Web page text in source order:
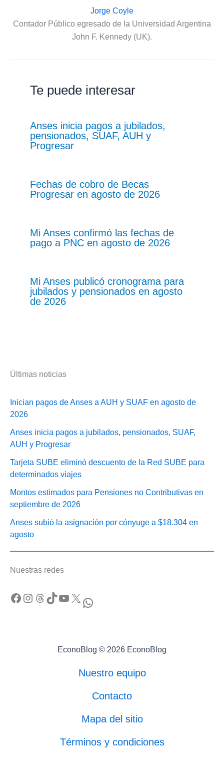
Jorge Coyle
Contador Público egresado de la Universidad Argentina
John F. Kennedy (UK).
Te puede interesar
Anses inicia pagos a jubilados,
pensionados, SUAF, AUH y
Progresar
Fechas de cobro de Becas
Progresar en agosto de 2026
Mi Anses confirmó las fechas de
pago a PNC en agosto de 2026
Mi Anses publicó cronograma para
jubilados y pensionados en agosto
de 2026
Últimas noticias
Inician pagos de Anses a AUH y SUAF en agosto de
2026
Anses inicia pagos a jubilados, pensionados, SUAF,
AUH y Progresar
Tarjeta SUBE eliminó descuento de la Red SUBE para
determinados viajes
Montos estimados para Pensiones no Contributivas en
septiembre de 2026
Anses subió la asignación por cónyuge a $18.304 en
agosto
Nuestras redes
Facebook Instagram Threads TikTok YouTube X WhatsApp
EconoBlog © 2026 EconoBlog
Nuestro equipo
Contacto
Mapa del sitio
Términos y condiciones